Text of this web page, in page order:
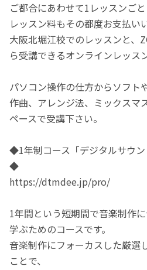
ご都合にあわせて1レッスンごと
レッスン料もその都度お支払い
大阪北堀江校でのレッスンと、
ら受講できるオンラインレッス
パソコン操作の仕方からソフト
作曲、アレンジ法、ミックスマ
ペースで受講下さい。
◆1年制コース「デジタルサウン
◆
https://dtmdee.jp/pro/
1年間という短期間で音楽制作
学ぶためのコースです。
音楽制作にフォーカスした厳選
ことで、